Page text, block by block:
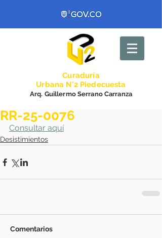
Curaduría
Urbana N°2 Piedecuesta
Arq. Guillermo Serrano Carranza
RR-25-0076
Consultar aquí
Desistimientos
Comentarios